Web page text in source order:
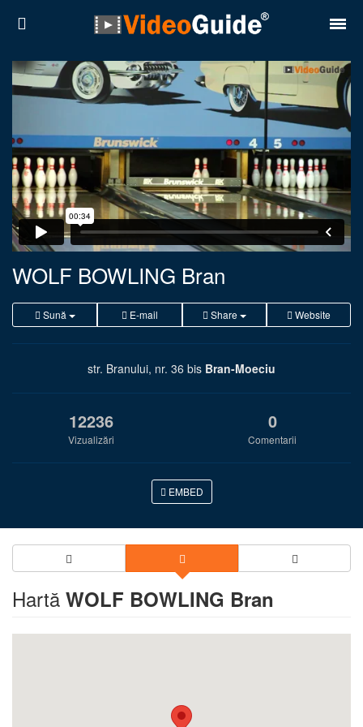
WOLF BOWLING Bran
Sună E-mail Share Website
str. Branului, nr. 36 bis Bran-Moeciu
12236
Vizualizări
0
Comentarii
EMBED
Hartă WOLF BOWLING Bran
Locuri
Destinații
Prețuri
Contact
Despre noi
Reguli de confidentialitate
Română
English